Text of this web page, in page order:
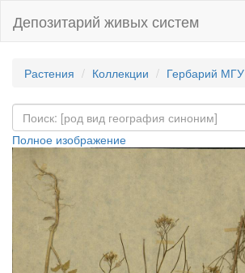
Депозитарий живых систем
Растения Коллекции Гербарий МГУ
Полное изображение